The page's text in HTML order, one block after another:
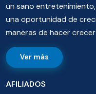
un sano
una oportunidad de
maneras de hacer
Ver más
AFILIADOS